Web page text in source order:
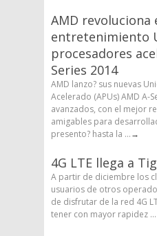
AMD
entretenimiento
procesadores
Series 2014
AMD lanzo? sus nuevas
Acelerado (APUs) AMD A-
avanzados, con el mejor
amigables para
presento? hasta la ...→
4G LTE llega a
A partir de diciembre los
usuarios de otros
de disfrutar de la red 4G
tener con mayor rapidez ...